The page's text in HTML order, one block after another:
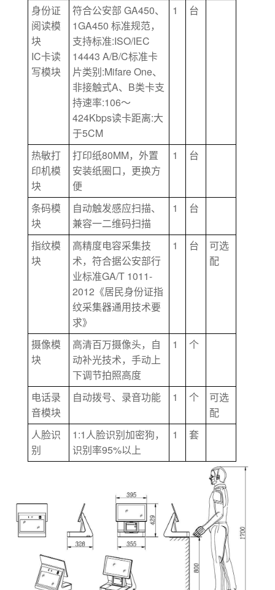
身份证
阅读模
块
IC卡读
写模块
符合公安部 GA450、
1GA450标准规范，
支持标准:ISO/IEC
14443 A/B/C标准卡
片类别 :Mifare One、
非接触式A、 B类卡支
持速率:106～
424Kbps读卡距离:大
于5CM
1 台
热敏打
印机模
块
打印纸80MM，外置
安装纸圈口，更换方
便
1 台
条码模
块
自动触发感应扫描、
兼容一二维码扫描
1 台
指纹模
块
高精度电容采集技
术，符合据公安部行
业标准GA/T 1011-
2012 《居民身份证指
纹采集器通用技术要
求》
1 台
可选
配
摄像模
块
高清百万摄像头，自
动补光技术，手动上
下调节拍照高度
1 个
电话录
音模块
自动拨号、录音功能 1 个
可选
配
人脸识
别
1:1 人脸识别加密狗，
识别率95%以上
1 套